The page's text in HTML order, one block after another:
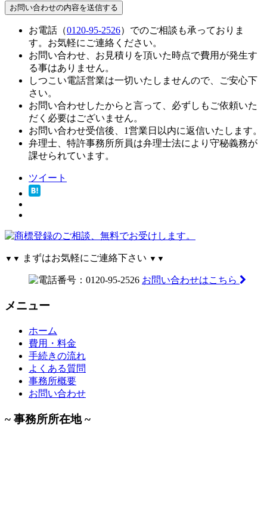
お電話（0120-95-2526）でのご相談も承っておりま
す。お気軽にご連絡ください。
お問い合わせ、お見積りを頂いた時点で費用が発生す
る事はありません。
しつこい電話営業は一切いたしませんので、ご安心下
さい。
お問い合わせしたからと言って、必ずしもご依頼いた
だく必要はございません。
お問い合わせ受信後、1営業日以内に返信いたします。
弁理士、特許事務所所員は弁理士法により守秘義務が
課せられています。
ツイート
▼▼ まずはお気軽にご連絡下さい ▼▼
お問い合わせはこちら
メニュー
ホーム
費用・料金
手続きの流れ
よくある質問
事務所概要
お問い合わせ
~ 事務所所在地 ~